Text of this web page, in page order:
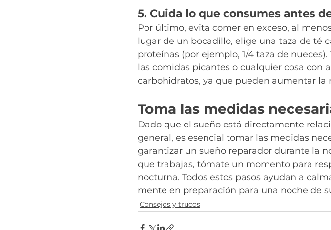
5. Cuida lo que consumes antes
Por último, evita comer en exceso, al
lugar de un bocadillo, elige una taza de té
proteínas (por ejemplo, 1/4 taza de
las comidas picantes o cualquier cosa con
carbohidratos, ya que pueden aumentar la
Toma las medidas
Dado que el sueño está directamente
general, es esencial tomar las medidas
garantizar un sueño reparador durante la
que trabajas, tómate un momento para
nocturna. Todos estos pasos ayudan a
mente en preparación para una noche de
Consejos y trucos